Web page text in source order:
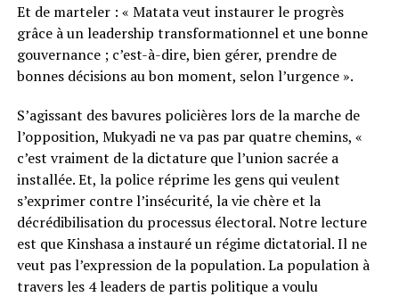
Et de marteler : « Matata veut instaurer le progrès
grâce à un leadership transformationnel et une bonne
gouvernance ; c’est-à-dire, bien gérer, prendre de
bonnes décisions au bon moment, selon l’urgence ».
S’agissant des bavures policières lors de la marche de
l’opposition, Mukyadi ne va pas par quatre chemins, «
c’est vraiment de la dictature que l’union sacrée a
installée. Et, la police réprime les gens qui veulent
s’exprimer contre l’insécurité, la vie chère et la
décrédibilisation du processus électoral. Notre lecture
est que Kinshasa a instauré un régime dictatorial. Il ne
veut pas l’expression de la population. La population à
travers les 4 leaders de partis politique a voulu